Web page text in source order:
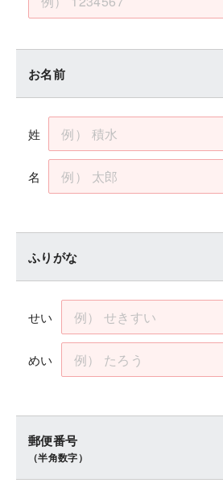
お名前
姓
名
ふりがな
せい
めい
郵便番号
（半角数字）